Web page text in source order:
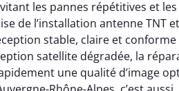
les pannes répétitives et les
de l’installation antenne TNT
stable, claire et conforme
satellite dégradée, la
une qualité d’image